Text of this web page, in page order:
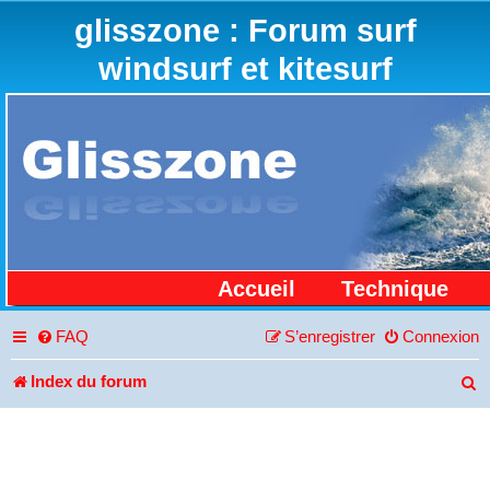
glisszone : Forum surf
windsurf et kitesurf
Accueil Technique
FAQ Connexion
S’enregistrer
Index du forum